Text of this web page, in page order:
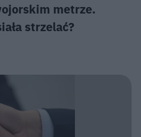
metrze.
strzelać?